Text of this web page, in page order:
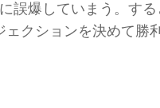
誤爆していまう。する
クションを決めて勝